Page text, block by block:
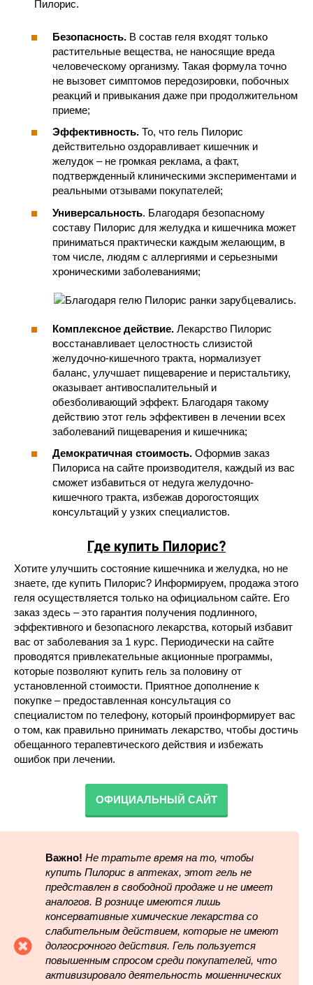
Безопасность. В состав геля входят только
растительные вещества, не наносящие вреда
человеческому организму. Такая формула точно
не вызовет симптомов передозировки, побочных
реакций и привыкания даже при продолжительном
приеме;
Эффективность. То, что гель Пилорис
действительно оздоравливает кишечник и
желудок – не громкая реклама, а факт,
подтвержденный клиническими экспериментами и
реальными отзывами покупателей;
Универсальность. Благодаря безопасному
составу Пилорис для желудка и кишечника может
приниматься практически каждым желающим, в
том числе, людям с аллергиями и серьезными
хроническими заболеваниями;
Комплексное действие. Лекарство Пилорис
восстанавливает целостность слизистой
желудочно-кишечного тракта, нормализует
баланс, улучшает пищеварение и перистальтику,
оказывает антивоспалительный и
обезболивающий эффект. Благодаря такому
действию этот гель эффективен в лечении всех
заболеваний пищеварения и кишечника;
Демократичная стоимость. Оформив заказ
Пилориса на сайте производителя, каждый из вас
сможет избавиться от недуга желудочно-
кишечного тракта, избежав дорогостоящих
консультаций у узких специалистов.
Где купить Пилорис?
Хотите улучшить состояние кишечника и желудка, но не
знаете, где купить Пилорис? Информируем, продажа этого
геля осуществляется только на официальном сайте. Его
заказ здесь – это гарантия получения подлинного,
эффективного и безопасного лекарства, который избавит
вас от заболевания за 1 курс. Периодически на сайте
проводятся привлекательные акционные программы,
которые позволяют купить гель за половину от
установленной стоимости. Приятное дополнение к
покупке – предоставленная консультация со
специалистом по телефону, который проинформирует вас
о том, как правильно принимать лекарство, чтобы достичь
обещанного терапевтического действия и избежать
ошибок при лечении.
ОФИЦИАЛЬНЫЙ САЙТ
Важно! Не тратьте время на то, чтобы
купить Пилорис в аптеках, этот гель не
представлен в свободной продаже и не имеет
аналогов. В рознице имеются лишь
консервативные химические лекарства со
слабительным действием, которые не имеют
долгосрочного действия. Гель пользуется
повышенным спросом среди покупателей, что
активизировало деятельность мошеннических